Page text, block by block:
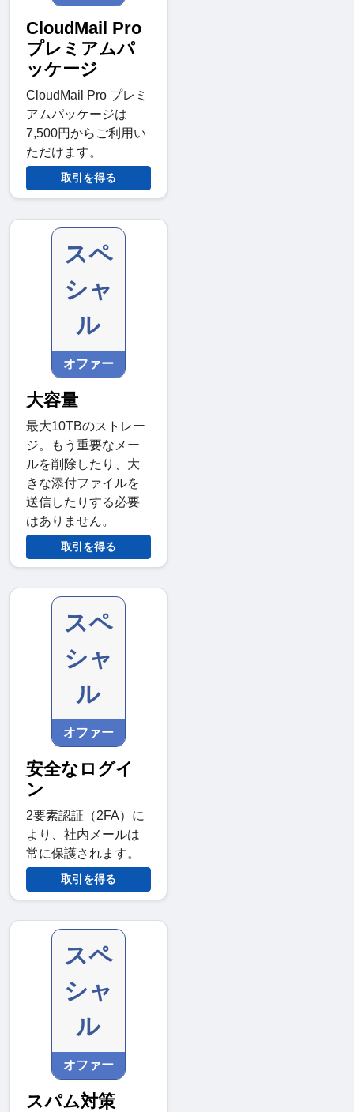
CloudMail Pro
プレミアムパ
ッケージ
CloudMail Pro プレミ
アムパッケージは
7,500円からご利用い
ただけます。
取引を得る
スペ
シャ
ル
オファー
大容量
最大10TBのストレー
ジ。もう重要なメー
ルを削除したり、大
きな添付ファイルを
送信したりする必要
はありません。
取引を得る
スペ
シャ
ル
オファー
安全なログイ
ン
2要素認証（2FA）に
より、社内メールは
常に保護されます。
取引を得る
スペ
シャ
ル
オファー
スパム対策